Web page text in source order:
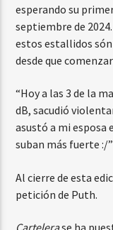
esperando su
septiembre de
estos estallidos
desde que
“Hoy a las 3 de la
dB, sacudió
asustó a mi esposa
suban más fuerte :/”
Al cierre de esta
petición de Puth.
Cartelerase ha